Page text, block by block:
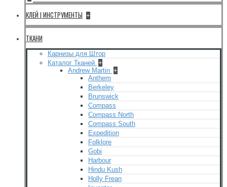
КЛЕЙ | ИНСТРУМЕНТЫ +
ТКАНИ
Карнизы для Штор
Каталог Тканей +
Andrew Martin +
Anthem
Berkeley
Brunswick
Compass
Compass North
Compass South
Expedition
Folklore
Gobi
Harbour
Hindu Kush
Holly Frean